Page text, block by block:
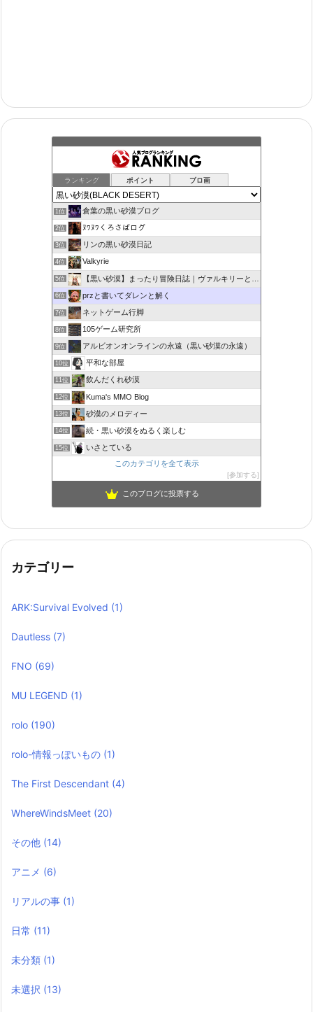
ランキング ポイント ブロ画
1位 倉葉の黒い砂漠ブログ
2位 ﾇﾜﾇﾜくろさばログ
3位 リンの黒い砂漠日記
4位 Valkyrie
5位 【黒い砂漠】まったり冒険日誌｜ヴァルキリーと闇の精霊の旅
6位 przと書いてダレンと解く
7位 ネットゲーム行脚
8位 105ゲーム研究所
9位 アルビオンオンラインの永遠（黒い砂漠の永遠）
10位 平和な部屋
11位 飲んだくれ砂漠
12位 Kuma's MMO Blog
13位 砂漠のメロディー
14位 続・黒い砂漠をぬるく楽しむ
15位
いさとている
このカテゴリを全て表示
参加する
このブログに投票する
カテゴリー
ARK:Survival Evolved (1)
Dautless (7)
FNO (69)
MU LEGEND (1)
rolo (190)
rolo-情報っぽいもの (1)
The First Descendant (4)
WhereWindsMeet (20)
その他 (14)
アニメ (6)
リアルの事 (1)
日常 (11)
未分類 (1)
未選択 (13)